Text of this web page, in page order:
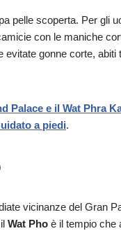
pelle scoperta. Per gli
con le maniche
evitate gonne corte, abiti
Palace e il Wat Phra
a piedi.
vicinanze del Gran
Wat Pho è il tempio che